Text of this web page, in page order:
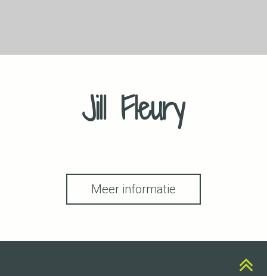
Jill Fleury
Meer informatie